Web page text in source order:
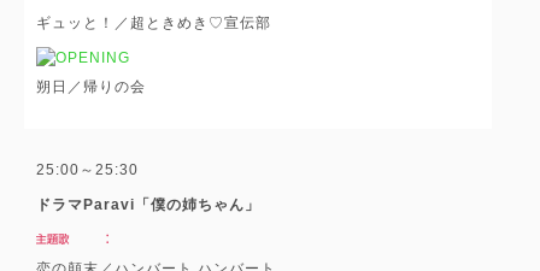
ギュッと！／超ときめき♡宣伝部
朔日／帰りの会
25:00～25:30
ドラマParavi「僕の姉ちゃん」